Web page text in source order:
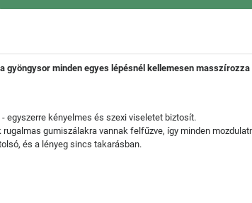
gyöngysor minden egyes lépésnél kellemesen
egyszerre kényelmes és szexi viseletet biztosít.
gumiszálakra vannak felfűzve, így minden
és a lényeg sincs takarásban.